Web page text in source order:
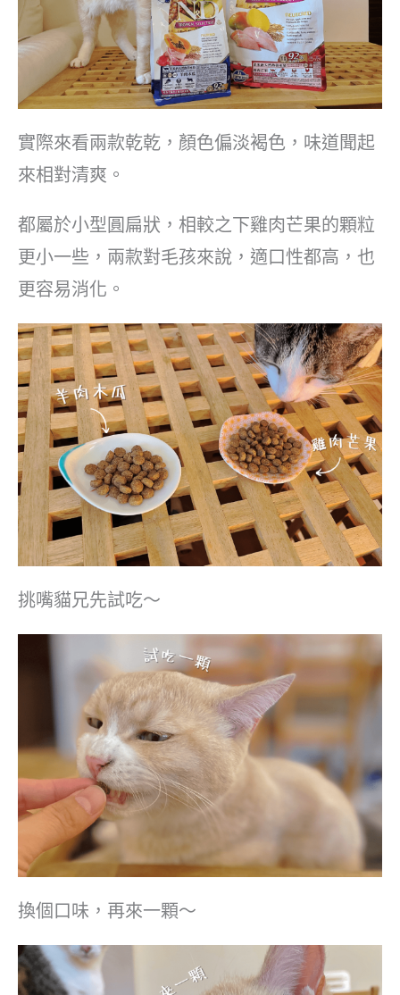
實際來看兩款乾乾，顏色偏淡褐色，味道聞起
來相對清爽。
都屬於小型圓扁狀，相較之下雞肉芒果的顆粒
更小一些，兩款對毛孩來說，適口性都高，也
更容易消化。
挑嘴貓兄先試吃～
換個口味，再來一顆～